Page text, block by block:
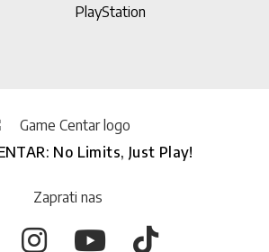
PlayStation
No Limits, Just Play!
Zaprati nas